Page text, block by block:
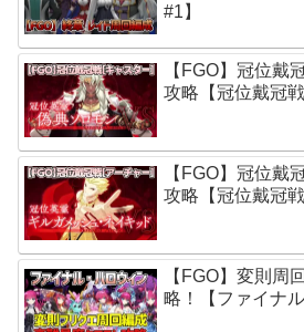
#1】
【FGO】冠位戴
攻略【冠位戴冠戦
【FGO】冠位戴
攻略【冠位戴冠戦
【FGO】変則周
略！【ファイナ